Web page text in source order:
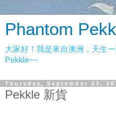
Phantom
大家好！我是來自澳洲，天生
Pekkle~~
Thursday, September 23,
Pekkle 新貨